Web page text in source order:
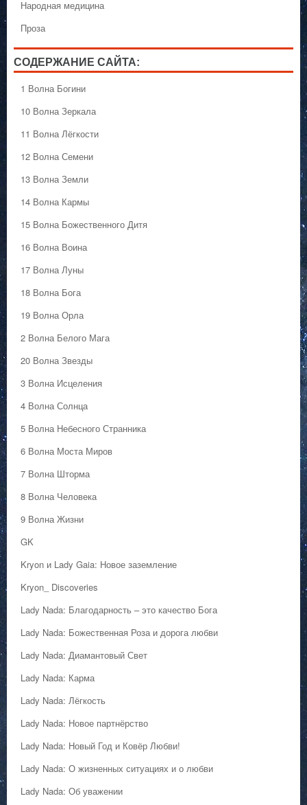
Народная медицина
Проза
СОДЕРЖАНИЕ САЙТА:
1 Волна Богини
10 Волна Зеркала
11 Волна Лёгкости
12 Волна Семени
13 Волна Земли
14 Волна Кармы
15 Волна Божественного Дитя
16 Волна Воина
17 Волна Луны
18 Волна Бога
19 Волна Орла
2 Волна Белого Мага
20 Волна Звезды
3 Волна Исцеления
4 Волна Солнца
5 Волна Небесного Странника
6 Волна Моста Миров
7 Волна Шторма
8 Волна Человека
9 Волна Жизни
GK
Kryon и Lady Gaia: Новое заземление
Kryon_ Discoveries
Lady Nada: Благодарность – это качество Бога
Lady Nada: Божественная Роза и дорога любви
Lady Nada: Диамантовый Свет
Lady Nada: Карма
Lady Nada: Лёгкость
Lady Nada: Новое партнёрство
Lady Nada: Новый Год и Ковёр Любви!
Lady Nada: О жизненных ситуациях и о любви
Lady Nada: Об уважении